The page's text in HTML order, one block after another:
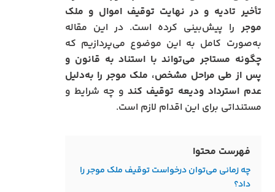
تأخیر تادیه و در نهایت توقیف اموال و ملک
موجر را پیش‌بینی کرده است. در این مقاله
به‌صورت کامل به این موضوع می‌پردازیم که
چگونه مستاجر می‌تواند با استناد به قانون و
پس از طی مراحل مشخص، ملک موجر را به‌دلیل
عدم استرداد ودیعه توقیف کندو چه شرایط و
مستنداتی برای این اقدام لازم است.
فهرست محتوا
چه زمانی می‌توان درخواست توقیف ملک موجر را
داد؟